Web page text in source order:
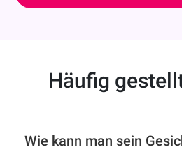
Häufig
Wie kann man sein